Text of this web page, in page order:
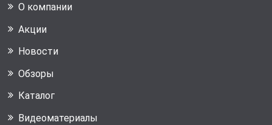
О компании
Акции
Новости
Обзоры
Каталог
Видеоматериалы